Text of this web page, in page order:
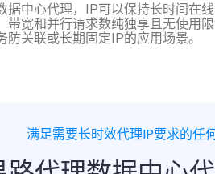
中心代理，IP可以保持长时间在
宽和并行请求数纯独享且无使用
关联或长期固定IP的应用场景。
满足需要长时效代理IP要求的任